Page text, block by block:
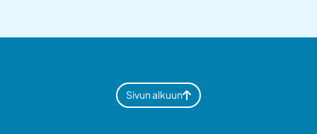
Sivun alkuun